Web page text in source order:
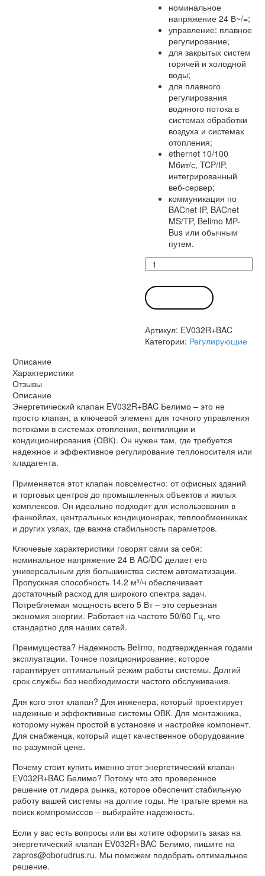
номинальное
напряжение 24 В~/=;
управление: плавное
регулирование;
для закрытых систем
горячей и холодной
воды;
для плавного
регулирования
водяного потока в
системах обработки
воздуха и системах
отопления;
ethernet 10/100
Mбит/с, TCP/IP,
интегрированный
веб-сервер;
коммуникация по
BACnet IP, BACnet
MS/TP, Belimo MP-
Bus или обычным
путем.
Количество
товара
Энергетический
клапан
EV032R+BAC
Артикул: EV032R+BAC
Категории: Регулирующие
Описание
Характеристики
Отзывы
Описание
Энергетический клапан EV032R+BAC Белимо – это не
просто клапан, а ключевой элемент для точного управления
потоками в системах отопления, вентиляции и
кондиционирования (ОВК). Он нужен там, где требуется
надежное и эффективное регулирование теплоносителя или
хладагента.
Применяется этот клапан повсеместно: от офисных зданий
и торговых центров до промышленных объектов и жилых
комплексов. Он идеально подходит для использования в
фанкойлах, центральных кондиционерах, теплообменниках
и других узлах, где важна стабильность параметров.
Ключевые характеристики говорят сами за себя:
номинальное напряжение 24 В AC/DC делает его
универсальным для большинства систем автоматизации.
Пропускная способность 14.2 м³/ч обеспечивает
достаточный расход для широкого спектра задач.
Потребляемая мощность всего 5 Вт – это серьезная
экономия энергии. Работает на частоте 50/60 Гц, что
стандартно для наших сетей.
Преимущества? Надежность Belimo, подтвержденная годами
эксплуатации. Точное позиционирование, которое
гарантирует оптимальный режим работы системы. Долгий
срок службы без необходимости частого обслуживания.
Для кого этот клапан? Для инженера, который проектирует
надежные и эффективные системы ОВК. Для монтажника,
которому нужен простой в установке и настройке компонент.
Для снабженца, который ищет качественное оборудование
по разумной цене.
Почему стоит купить именно этот энергетический клапан
EV032R+BAC Белимо? Потому что это проверенное
решение от лидера рынка, которое обеспечит стабильную
работу вашей системы на долгие годы. Не тратьте время на
поиск компромиссов – выбирайте надежность.
Если у вас есть вопросы или вы хотите оформить заказ на
энергетический клапан EV032R+BAC Белимо, пишите на
zapros@oborudrus.ru. Мы поможем подобрать оптимальное
решение.